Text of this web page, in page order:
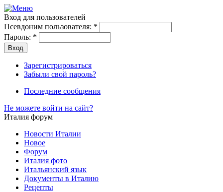
Вход для пользователей
Псевдоним пользователя: *
Пароль: *
Зарегистрироваться
Забыли свой пароль?
Последние сообщения
Не можете войти на сайт?
Италия форум
Новости Италии
Новое
Форум
Италия фото
Итальянский язык
Документы в Италию
Рецепты